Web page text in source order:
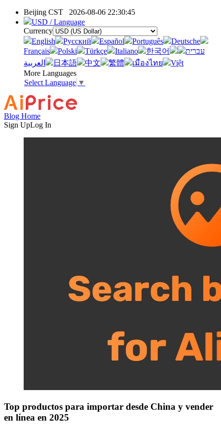
Beijing CST 2026-08-06 22:30:45
USD / Language
Currency
English
Pусский Español Português
Deutsche
Français
Polski Türkçe Italiano 한국어
עברית
العربية
日本語 中文 繁體 เมืองไทย
Việt
More Languages
Select Language ▼
Blog Home
Sign UpLog In
Top productos para importar desde China y vender
en línea en 2025